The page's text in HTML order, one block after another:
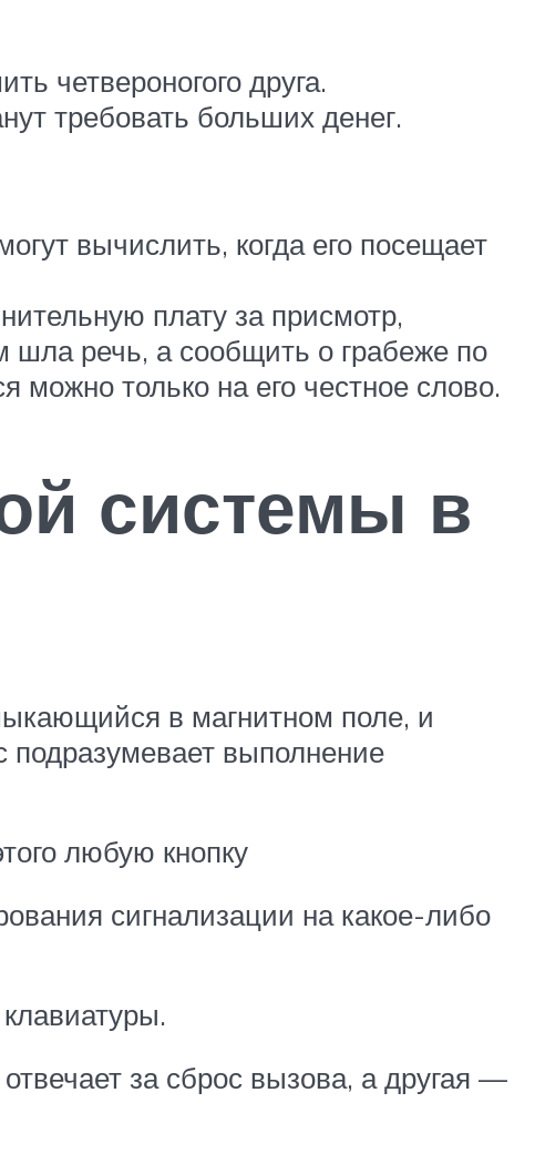
четвероногого друга.
требовать больших денег.
вычислить, когда его посещает
плату за присмотр,
шла речь, а сообщить о грабеже по
можно только на его честное слово.
системы в
в магнитном поле, и
выполнение
любую кнопку
сигнализации на какое-либо
за сброс вызова, а другая —